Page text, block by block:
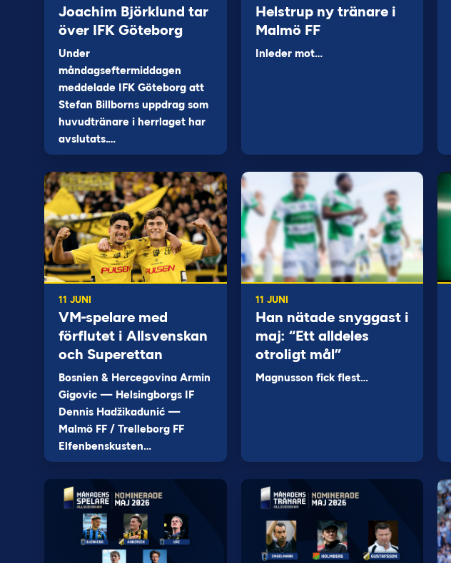
Joachim Björklund tar
över IFK Göteborg
Under
måndagseftermiddagen
meddelade IFK Göteborg att
Stefan Billborns uppdrag som
huvudtränare i herrlaget har
avslutats.…
Helstrup ny tränare i
Malmö FF
Inleder mot…
11 JUNI
VM-spelare med
förflutet i Allsvenskan
och Superettan
Bosnien & Hercegovina Armin
Gigovic — Helsingborgs IF
Dennis Hadžikadunić —
Malmö FF / Trelleborg FF
Elfenbenskusten…
11 JUNI
Han nätade snyggast i
maj: “Ett alldeles
otroligt mål”
Magnusson fick flest…